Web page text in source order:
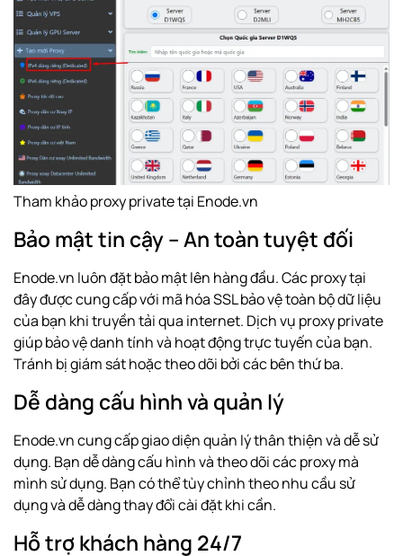
Tham khảo proxy private tại Enode.vn
Bảo mật tin cậy – An toàn tuyệt đối
Enode.vn luôn đặt bảo mật lên hàng đầu. Các proxy tại
đây được cung cấp với mã hóaSSLbảo vệ toàn bộ dữ liệu
của bạn khi truyền tải qua internet. Dịch vụ proxy private
giúp bảo vệ danh tính và hoạt động trực tuyến của bạn.
Tránh bị giám sát hoặc theo dõi bởi các bên thứ ba.
Dễ dàng cấu hình và quản lý
Enode.vn cung cấp giao diện quản lý thân thiện và dễ sử
dụng. Bạn dễ dàng cấu hình và theo dõi các proxy mà
mình sử dụng. Bạn có thể tùy chỉnh theo nhu cầu sử
dụng và dễ dàng thay đổi cài đặt khi cần.
Hỗ trợ khách hàng 24/7